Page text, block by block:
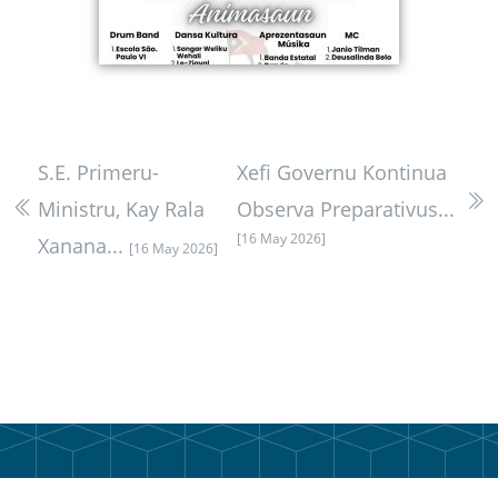
S.E. Primeru-
Ministru, Kay Rala
Xanana... [16 May 2026]
Xefi Governu Kontinua
Observa Preparativus...
[16 May 2026]